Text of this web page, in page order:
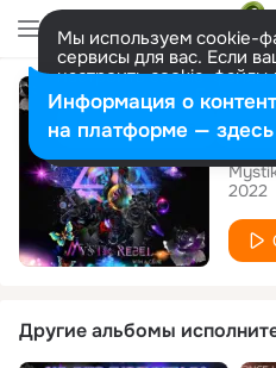
Мы используем cookie-
сервисы для вас. Если
настроить cookie-
представитель. Больше
Разрешить все
2022
Другие альбомы
Информация о
на платформе — здесь